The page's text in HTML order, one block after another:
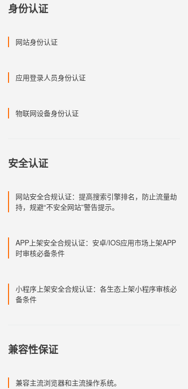
身份认证
网站身份认证
应用登录人员身份认证
物联网设备身份认证
安全认证
网站安全合规认证：提高搜索引擎排名，防止流量劫
持，规避“不安全网站”警告提示。
APP上架安全合规认证：安卓/IOS应用市场上架APP
时审核必备条件
小程序上架安全合规认证：各生态上架小程序审核必
备条件
兼容性保证
兼容主流浏览器和主流操作系统。